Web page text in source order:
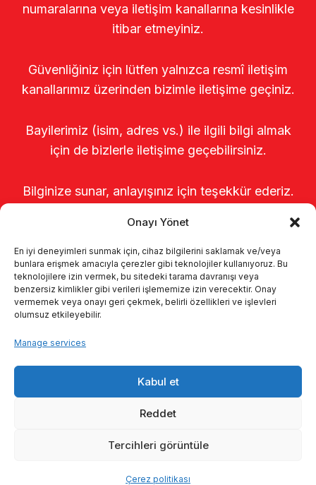
Onayı Yönet
En iyi deneyimleri sunmak için, cihaz bilgilerini saklamak ve/veya
bunlara erişmek amacıyla çerezler gibi teknolojiler kullanıyoruz. Bu
teknolojilere izin vermek, bu sitedeki tarama davranışı veya
benzersiz kimlikler gibi verileri işlememize izin verecektir. Onay
vermemek veya onayı geri çekmek, belirli özellikleri ve işlevleri
olumsuz etkileyebilir.
Manage services
Kabul et
Reddet
Tercihleri görüntüle
Çerez politikası
numaralarına veya iletişim kanallarına kesinlikle
itibar etmeyiniz.
Güvenliğiniz için lütfen yalnızca resmî iletişim
kanallarımız üzerinden bizimle iletişime geçiniz.
Bayilerimiz (isim, adres vs.) ile ilgili bilgi almak
için de bizlerle iletişime geçebilirsiniz.
Bilginize sunar, anlayışınız için teşekkür ederiz.
Kalite politikamız
© 2026 Enka Tarım